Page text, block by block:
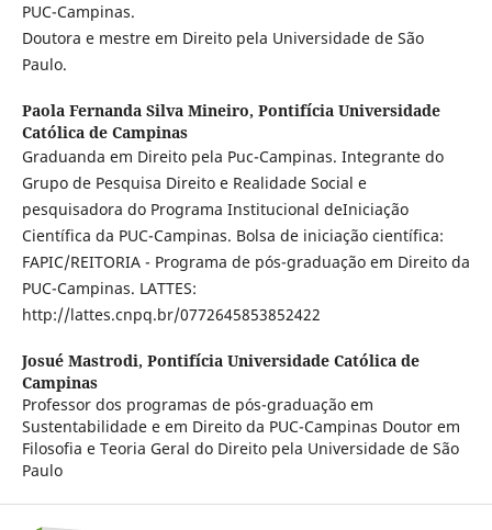
PUC-Campinas.
Doutora e mestre em Direito pela Universidade de São
Paulo.
Paola Fernanda Silva Mineiro, Pontifícia Universidade
Católica de Campinas
Graduanda em Direito pela Puc-Campinas. Integrante do
Grupo de Pesquisa Direito e Realidade Social e
pesquisadora do Programa Institucional deIniciação
Científica da PUC-Campinas. Bolsa de iniciação científica:
FAPIC/REITORIA - Programa de pós-graduação em Direito da
PUC-Campinas. LATTES:
http://lattes.cnpq.br/0772645853852422
Josué Mastrodi, Pontifícia Universidade Católica de
Campinas
Professor dos programas de pós-graduação em
Sustentabilidade e em Direito da PUC-Campinas Doutor em
Filosofia e Teoria Geral do Direito pela Universidade de São
Paulo